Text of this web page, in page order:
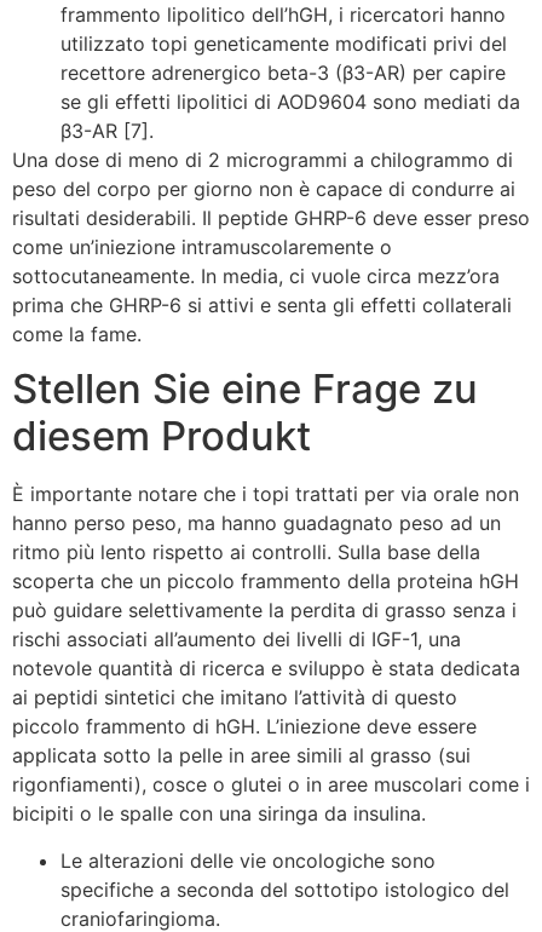
frammento lipolitico dell’hGH, i ricercatori hanno
utilizzato topi geneticamente modificati privi del
recettore adrenergico beta-3 (β3-AR) per capire
se gli effetti lipolitici di AOD9604 sono mediati da
β3-AR [7].
Una dose di meno di 2 microgrammi a chilogrammo di
peso del corpo per giorno non è capace di condurre ai
risultati desiderabili. Il peptide GHRP-6 deve esser preso
come un’iniezione intramuscolaremente o
sottocutaneamente. In media, ci vuole circa mezz’ora
prima che GHRP-6 si attivi e senta gli effetti collaterali
come la fame.
Stellen Sie eine Frage zu
diesem Produkt
È importante notare che i topi trattati per via orale non
hanno perso peso, ma hanno guadagnato peso ad un
ritmo più lento rispetto ai controlli. Sulla base della
scoperta che un piccolo frammento della proteina hGH
può guidare selettivamente la perdita di grasso senza i
rischi associati all’aumento dei livelli di IGF-1, una
notevole quantità di ricerca e sviluppo è stata dedicata
ai peptidi sintetici che imitano l’attività di questo
piccolo frammento di hGH. L’iniezione deve essere
applicata sotto la pelle in aree simili al grasso (sui
rigonfiamenti), cosce o glutei o in aree muscolari come i
bicipiti o le spalle con una siringa da insulina.
Le alterazioni delle vie oncologiche sono
specifiche a seconda del sottotipo istologico del
craniofaringioma.